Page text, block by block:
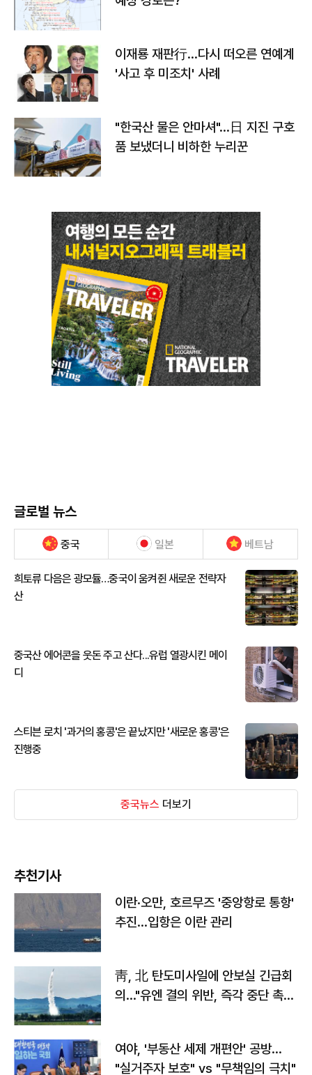
이재룡 재판行…다시 떠오른 연예계
'사고 후 미조치' 사례
"한국산 물은 안마셔"…日 지진 구호
품 보냈더니 비하한 누리꾼
글로벌 뉴스
중국 일본 베트남
희토류 다음은 광모듈…중국이 움켜쥔 새로운 전략자
산
중국산 에어콘을 웃돈 주고 산다...유럽 열광시킨 메이
디
스티븐 로치 '과거의 홍콩'은 끝났지만 '새로운 홍콩'은
진행중
중국뉴스 더보기
추천기사
이란·오만, 호르무즈 '중앙항로 통항'
추진…입항은 이란 관리
靑, 北 탄도미사일에 안보실 긴급회
의…"유엔 결의 위반, 즉각 중단 촉
여야, '부동산 세제 개편안' 공방…
"실거주자 보호" vs "무책임의 극치"